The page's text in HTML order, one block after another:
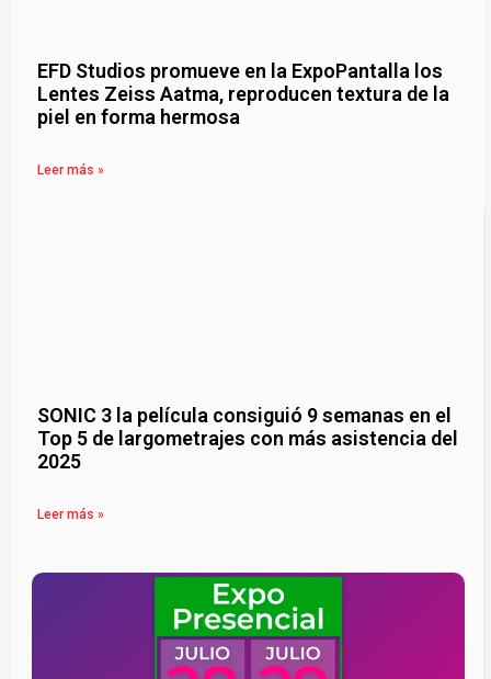
EFD Studios promueve en la ExpoPantalla los
Lentes Zeiss Aatma, reproducen textura de la
piel en forma hermosa
Leer más »
SONIC 3 la película consiguió 9 semanas en el
Top 5 de largometrajes con más asistencia del
2025
Leer más »